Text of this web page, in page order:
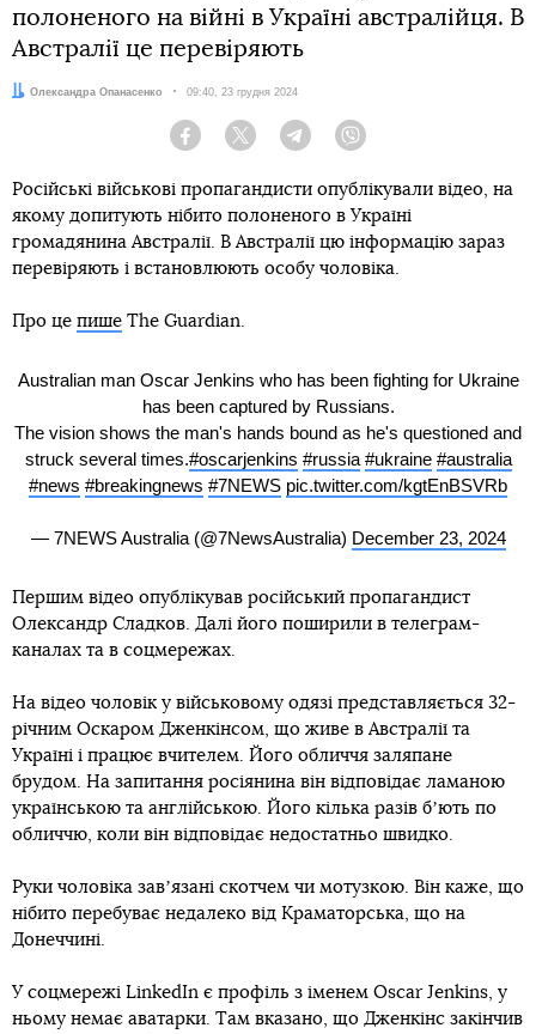
полоненого на війні в Україні австралійця. В
Австралії це перевіряють
Автор:
Олександра Опанасенко Дата:
09:40, 23 грудня 2024
Facebook Twitter Telegram
Російські військові пропагандисти опублікували відео, на
якому допитують нібито полоненого в Україні
громадянина Австралії. В Австралії цю інформацію зараз
перевіряють і встановлюють особу чоловіка.
Про це пише The Guardian.
Australian man Oscar Jenkins who has been fighting for Ukraine
has been captured by Russians.
The vision shows the man's hands bound as he's questioned and
struck several times.#oscarjenkins #russia #ukraine #australia
#news #breakingnews #7NEWS pic.twitter.com/kgtEnBSVRb
— 7NEWS Australia (@7NewsAustralia) December 23, 2024
Першим відео опублікував російський пропагандист
Олександр Сладков. Далі його поширили в телеграм-
каналах та в соцмережах.
На відео чоловік у військовому одязі представляється 32-
річним Оскаром Дженкінсом, що живе в Австралії та
Україні і працює вчителем. Його обличчя заляпане
брудом. На запитання росіянина він відповідає ламаною
українською та англійською. Його кілька разів бʼють по
обличчю, коли він відповідає недостатньо швидко.
Руки чоловіка завʼязані скотчем чи мотузкою. Він каже, що
нібито перебуває недалеко від Краматорська, що на
Донеччині.
У соцмережі LinkedIn є профіль з іменем Oscar Jenkins, у
ньому немає аватарки. Там вказано, що Дженкінс закінчив